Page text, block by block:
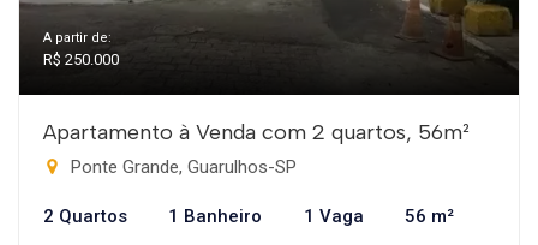
A partir de:
R$ 250.000
Apartamento à Venda com 2 quartos, 56m²
Ponte Grande, Guarulhos-SP
2 Quartos 1 Banheiro 1 Vaga 56 m²